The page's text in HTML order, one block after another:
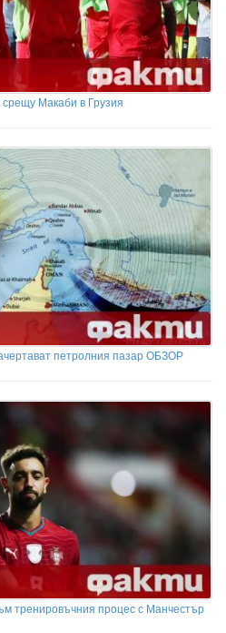
Макаби в Грузия
петролния пазар ОБЗОР
тренировъчния процес с Манчестър